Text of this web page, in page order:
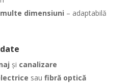
dimensiuni – adaptabilă
și canalizare
sau fibră optică